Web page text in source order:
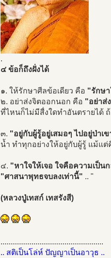
.
๔ ข้อก็ถึงฝั่งได้
๑. ให้รักษาศีลข้อเดียว คือ "รักษ
๒. อย่าส่งจิตออกนอก คือ "อย่าส่
ที่ไหนก็ไม่มีสื่งใดทำอันตรายได้
๓. "อยู่กับผู้รู้อยู่เสมอๆ ไปอยู่ป่าเ
น้ำ ทำทุกอย่างให้อยู่กับผู้รู้ แม้แต่
๔. "หาใจให้เจอ ใจคือความเป็น
"ศาสนาพุทธจบลงเท่านี้" .. "
(หลวงปู่เทสก์ เทสรังสี)
.....................................................
.. สติเป็นโล่ห์ ปัญญาเป็นอาวุธ ..